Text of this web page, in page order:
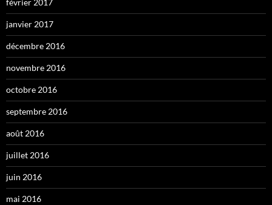
février 2017
janvier 2017
décembre 2016
novembre 2016
octobre 2016
septembre 2016
août 2016
juillet 2016
juin 2016
mai 2016